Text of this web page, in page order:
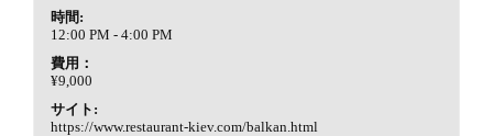
時間:
12:00 PM - 4:00 PM
費用：
¥9,000
サイト:
https://www.restaurant-kiev.com/balkan.html